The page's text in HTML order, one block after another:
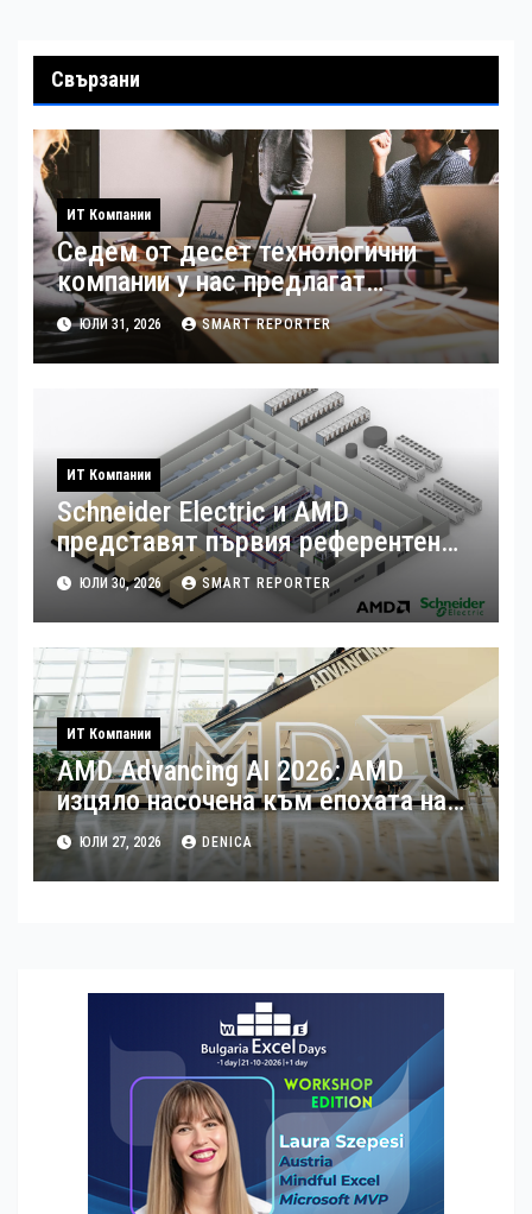
Свързани
ИТ Компании
Седем от десет технологични
компании у нас предлагат
хибридна работа
ЮЛИ 31, 2026 SMART REPORTER
ИТ Компании
Schneider Electric и AMD
представят първия референтен
дизайн на платформата Helios за
ускорено изграждане на фабрики
за ИИ
ЮЛИ 30, 2026 SMART REPORTER
ИТ Компании
AMD Advancing AI 2026: AMD
изцяло насочена към епохата на
Агентния AI
ЮЛИ 27, 2026 DENICA